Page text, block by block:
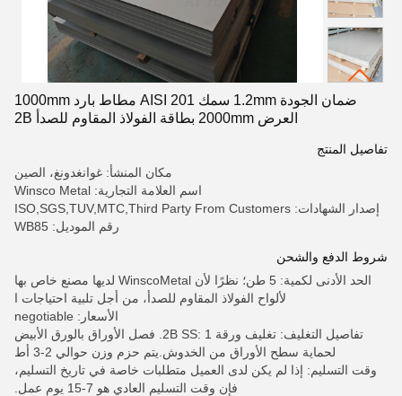
ضمان الجودة 1.2mm سمك AISI 201 مطاط بارد 1000mm
العرض 2000mm بطاقة الفولاذ المقاوم للصدأ 2B
تفاصيل المنتج
مكان المنشأ: غوانغدونغ، الصين
اسم العلامة التجارية: Winsco Metal
إصدار الشهادات: ISO,SGS,TUV,MTC,Third Party From Customers
رقم الموديل: WB85
شروط الدفع والشحن
الحد الأدنى لكمية: 5 طن؛ نظرًا لأن WinscoMetal لديها مصنع خاص بها
لألواح الفولاذ المقاوم للصدأ، من أجل تلبية احتياجات ا
الأسعار: negotiable
تفاصيل التغليف: تغليف ورقة 2B SS: 1. فصل الأوراق بالورق الأبيض
لحماية سطح الأوراق من الخدوش.يتم حزم وزن حوالي 2-3 أط
وقت التسليم: إذا لم يكن لدى العميل متطلبات خاصة في تاريخ التسليم،
فإن وقت التسليم العادي هو 7-15 يوم عمل.